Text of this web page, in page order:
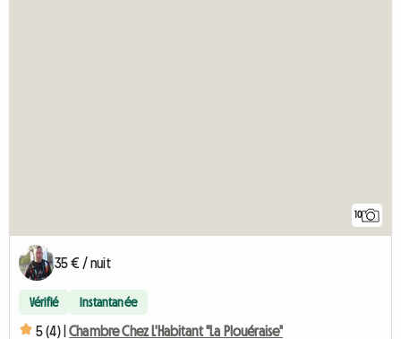
10
35 € / nuit
Vérifié Instantanée
5 (4) | Chambre Chez L'Habitant "La Plouéraise"